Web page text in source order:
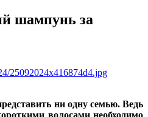
шампунь за
ни одну семью. Ведь
волосами необходимо